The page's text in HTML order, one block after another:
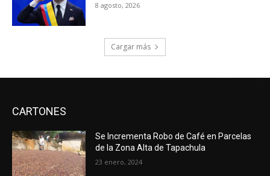
8 agosto, 2026
Cargar más
CARTONES
Se Incrementa Robo de Café en Parcelas
de la Zona Alta de Tapachula
23 enero, 2024